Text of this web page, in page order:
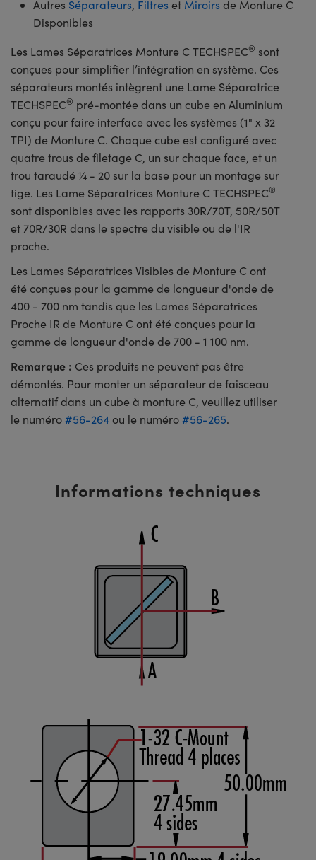
Autres Séparateurs, Filtreset Miroirs de Monture C
Disponibles
Les Lames Séparatrices Monture C TECHSPEC® sont
conçues pour simplifier l’intégration en système. Ces
séparateurs montés intègrent une Lame Séparatrice
TECHSPEC® pré-montée dans un cube en Aluminium
conçu pour faire interface avec les systèmes (1" x 32
TPI) de Monture C. Chaque cube est configuré avec
quatre trous de filetage C, un sur chaque face, et un
trou taraudé ¼ - 20 sur la base pour un montage sur
tige. Les Lame Séparatrices Monture C TECHSPEC®
sont disponibles avec les rapports 30R/70T, 50R/50T
et 70R/30R dans le spectre du visible ou de l'IR
proche.
Les Lames Séparatrices Visibles de Monture C ont
été conçues pour la gamme de longueur d'onde de
400 - 700 nm tandis que les Lames Séparatrices
Proche IR de Monture C ont été conçues pour la
gamme de longueur d'onde de 700 - 1 100 nm.
Remarque : Ces produits ne peuvent pas être
démontés. Pour monter un séparateur de faisceau
alternatif dans un cube à monture C, veuillez utiliser
le numéro#56-264 ou le numéro#56-265.
Informations techniques